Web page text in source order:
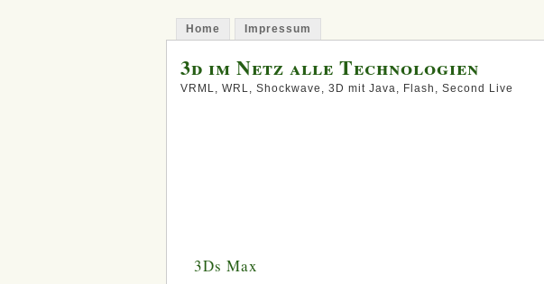
Home Impressum
3d im Netz alle Technologien
VRML, WRL, Shockwave, 3D mit Java, Flash, Second Live
3Ds Max